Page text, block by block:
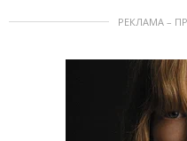
РЕКЛАМА –